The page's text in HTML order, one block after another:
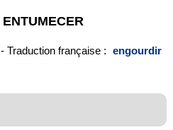
ENTUMECER
- Traduction française : engourdir